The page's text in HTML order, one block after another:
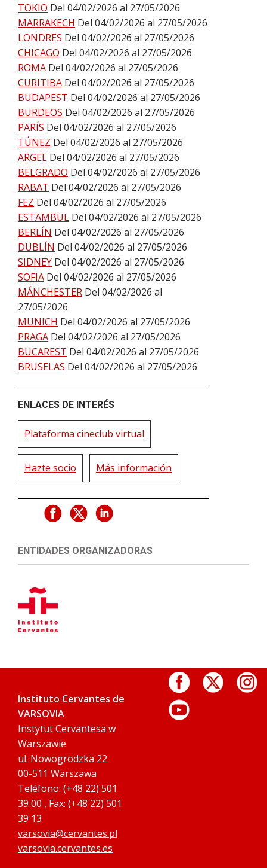
TOKIO Del 04/02/2026 al 27/05/2026
MARRAKECH Del 04/02/2026 al 27/05/2026
LONDRES Del 04/02/2026 al 27/05/2026
CHICAGO Del 04/02/2026 al 27/05/2026
ROMA Del 04/02/2026 al 27/05/2026
CURITIBA Del 04/02/2026 al 27/05/2026
BUDAPEST Del 04/02/2026 al 27/05/2026
BURDEOS Del 04/02/2026 al 27/05/2026
PARÍS Del 04/02/2026 al 27/05/2026
TÚNEZ Del 04/02/2026 al 27/05/2026
ARGEL Del 04/02/2026 al 27/05/2026
BELGRADO Del 04/02/2026 al 27/05/2026
RABAT Del 04/02/2026 al 27/05/2026
FEZ Del 04/02/2026 al 27/05/2026
ESTAMBUL Del 04/02/2026 al 27/05/2026
BERLÍN Del 04/02/2026 al 27/05/2026
DUBLÍN Del 04/02/2026 al 27/05/2026
SIDNEY Del 04/02/2026 al 27/05/2026
SOFIA Del 04/02/2026 al 27/05/2026
MÁNCHESTER Del 04/02/2026 al
27/05/2026
MUNICH Del 04/02/2026 al 27/05/2026
PRAGA Del 04/02/2026 al 27/05/2026
BUCAREST Del 04/02/2026 al 27/05/2026
BRUSELAS Del 04/02/2026 al 27/05/2026
ENLACES DE INTERÉS
Plataforma cineclub virtual
Hazte socio Más información
ENTIDADES ORGANIZADORAS
Instituto Cervantes de
VARSOVIA
Instytut Cervantesa w
Warszawie
ul. Nowogrodzka 22
00-511 Warszawa
Teléfono: (+48 22) 501
39 00 , Fax: (+48 22) 501
39 13
varsovia@cervantes.pl
varsovia.cervantes.es